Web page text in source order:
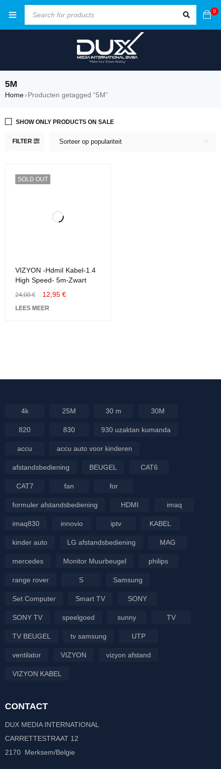
0
5M
Home› Producten getagged “5M”
FILTER Sorteer op populariteit
SHOW ONLY PRODUCTS ON SALE
SOLD OUT
VIZYON -HdmiI Kabel-1.4
High Speed- 5m-Zwart
24,00€ 12,95 €
LEES MEER
4k 25M 30 m 30M
820 830 930 uzaktan kumanda
accu accu auto voor kinderen
afstandsbediening BEUGEL CAT6
CAT7 fan for
formuler afstandsbediening HDMI imaq
imaq830 innovio iptv KABEL
kinder auto LG afstandsbediening MAG
mercedes Monitor Muurbeugel philips
range rover S Samsung
Set Computer Smart TV SONY
SONY TV speelgoed sunny TV
TV BEUGEL tv samsung UTP
ventilator VIZYON vizyon afstand
VIZYON KABEL
CONTACT
DUX MEDIA INTERNATIONAL
CARRETTESTRAAT 12
2170 Merksem/Belgie